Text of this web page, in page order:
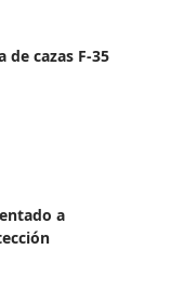
de cazas F-35
a